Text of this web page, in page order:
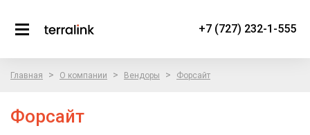
+7 (727) 232-1-555
Главная > О компании > Вендоры > Форсайт
Форсайт